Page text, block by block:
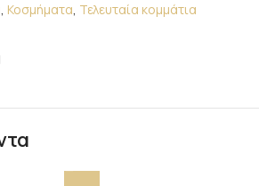
, Κοσμήματα, Τελευταία κομμάτια